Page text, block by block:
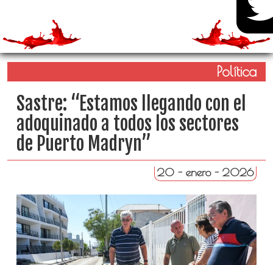
Política
Sastre: “Estamos llegando con el
adoquinado a todos los sectores
de Puerto Madryn”
20 - enero - 2026